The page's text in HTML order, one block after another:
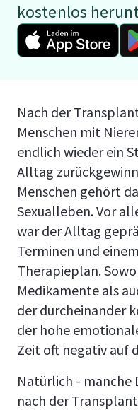
kostenlos
Nach der
Menschen mit
endlich wieder ein
Alltag
Menschen gehört
Sexualleben. Vor
war der Alltag
Terminen und
Therapieplan.
Medikamente als
der durcheinander
der hohe
Zeit oft negativ auf
Natürlich - manche
nach der